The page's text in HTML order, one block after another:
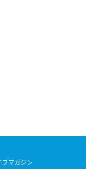
マガジン